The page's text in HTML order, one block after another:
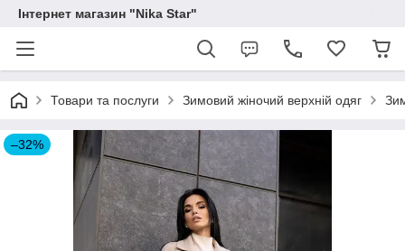
Інтернет магазин "Nika Star"
Товари та послуги Зимовий жіночий верхній одяг
–32%